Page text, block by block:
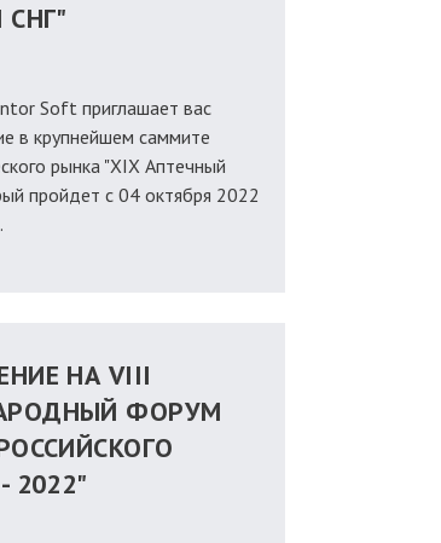
СНГ"
Soft приглашает вас
в крупнейшем саммите
рынка "XIX Аптечный
пройдет с 04 октября 2022
НА VIII
ФОРУМ
2022"